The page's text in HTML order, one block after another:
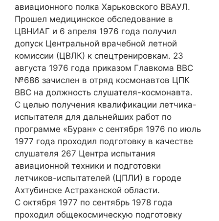
авиационного полка Харьковского ВВАУЛ.
Прошел медицинское обследование в
ЦВНИАГ и 6 апреля 1976 года получил
допуск Центральной врачебной летной
комиссии (ЦВЛК) к спецтренировкам. 23
августа 1976 года приказом Главкома ВВС
№686 зачислен в отряд космонавтов ЦПК
ВВС на должность слушателя-космонавта.
С целью получения квалификации летчика-
испытателя для дальнейших работ по
программе «Буран» с сентября 1976 по июль
1977 года проходил подготовку в качестве
слушателя 267 Центра испытания
авиационной техники и подготовки
летчиков-испытателей (ЦПЛИ) в городе
Ахтубинске Астраханской области.
С октября 1977 по сентябрь 1978 года
проходил общекосмическую подготовку